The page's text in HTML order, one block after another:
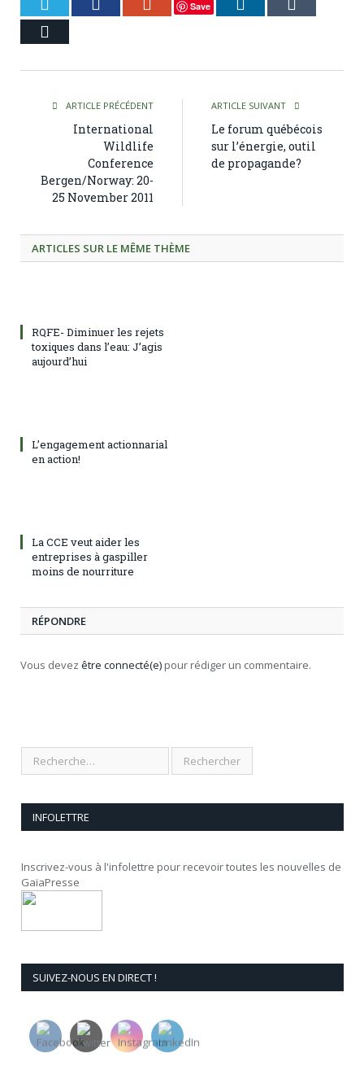
Save
ARTICLE PRÉCÉDENT
International
Wildlife
Conference
Bergen/Norway: 20-
25 November 2011
ARTICLE SUIVANT
Le forum québécois
sur l’énergie, outil
de propagande?
ARTICLES SUR LE MÊME THÈME
RQFE- Diminuer les rejets
toxiques dans l’eau: J’agis
aujourd’hui
L’engagement actionnarial
en action!
La CCE veut aider les
entreprises à gaspiller
moins de nourriture
RÉPONDRE
Vous devez être connecté(e) pour rédiger un commentaire.
INFOLETTRE
Inscrivez-vous à l'infolettre pour recevoir toutes les nouvelles de
GaïaPresse
SUIVEZ-NOUS EN DIRECT !